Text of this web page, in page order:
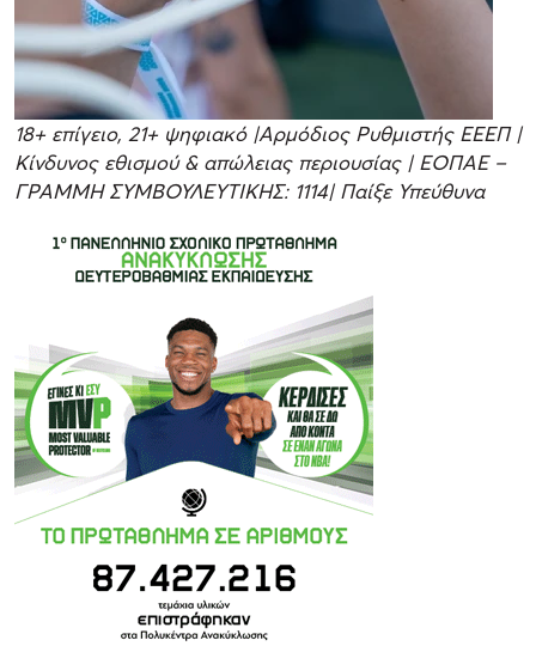
18+ επίγειο, 21+ ψηφιακό |Αρμόδιος Ρυθμιστής ΕΕΕΠ |
Κίνδυνος εθισμού & απώλειας περιουσίας | ΕΟΠΑΕ –
ΓΡΑΜΜΗ ΣΥΜΒΟΥΛΕΥΤΙΚΗΣ: 1114| Παίξε Υπεύθυνα